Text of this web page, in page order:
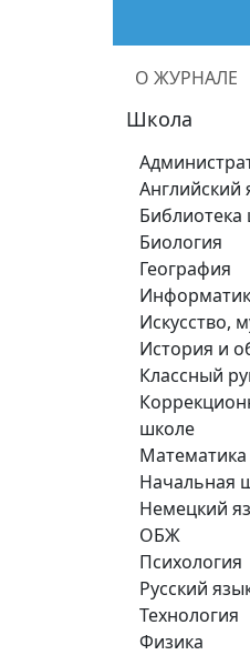
О ЖУРНАЛЕ
Школа
Английский
Биология
География
Искусство,
История и
Классный
школе
Математика
Начальная
Немецкий
ОБЖ
Психология
Русский
Технология
Физика